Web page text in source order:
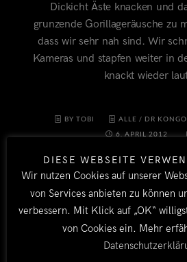
Dickicht Äste knacken und
grunzende Gorillageräusche zu
dass wir sehr nah sind. Wir
Kameras und stapfen weiter in
knackt wieder
BY TOBI ALLE / DR KONGO
6. APRIL 2012
DIESE WEBSEITE
Wir nutzen Cookies auf unserer
von Services anbieten zu können
verbessern. Mit Klick auf „OK“
von Cookies ein. Mehr